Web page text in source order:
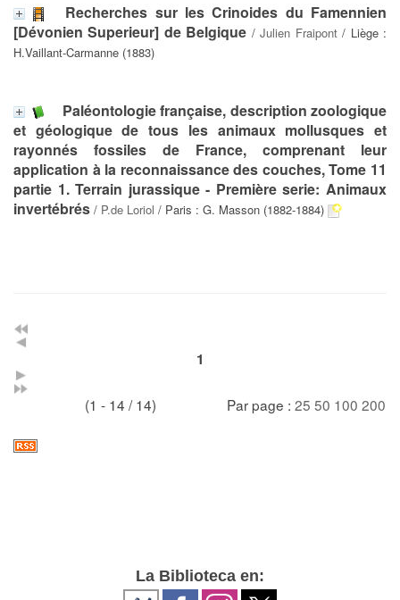
Recherches sur les Crinoides du Famennien
[Dévonien Superieur] de Belgique /Julien Fraipont/ Liège :
H.Vaillant-Carmanne (1883)
Paléontologie française, description zoologique
et géologique de tous les animaux mollusques et
rayonnés fossiles de France, comprenant leur
application à la reconnaissance des couches, Tome 11
partie 1. Terrain jurassique - Première serie: Animaux
invertébrés / P.de Loriol / Paris : G. Masson (1882-1884)
1
(1 - 14 / 14) Par page : 25 50 100 200
La Biblioteca en: